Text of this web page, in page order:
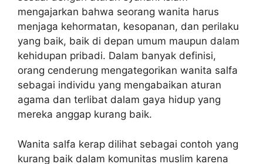
mengajarkan bahwa seorang wanita harus
menjaga kehormatan, kesopanan, dan perilaku
yang baik, baik di depan umum maupun dalam
kehidupan pribadi. Dalam banyak definisi,
orang cenderung mengategorikan wanita salfa
sebagai individu yang mengabaikan aturan
agama dan terlibat dalam gaya hidup yang
mereka anggap kurang baik.
Wanita salfa kerap dilihat sebagai contoh yang
kurang baik dalam komunitas muslim karena